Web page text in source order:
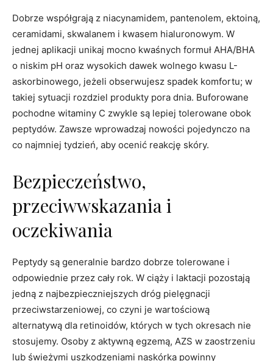
Dobrze współgrają z niacynamidem, pantenolem, ektoiną,
ceramidami, skwalanem i kwasem hialuronowym. W
jednej aplikacji unikaj mocno kwaśnych formuł AHA/BHA
o niskim pH oraz wysokich dawek wolnego kwasu L-
askorbinowego, jeżeli obserwujesz spadek komfortu; w
takiej sytuacji rozdziel produkty pora dnia. Buforowane
pochodne witaminy C zwykle są lepiej tolerowane obok
peptydów. Zawsze wprowadzaj nowości pojedynczo na
co najmniej tydzień, aby ocenić reakcję skóry.
Bezpieczeństwo,
przeciwwskazania i
oczekiwania
Peptydy są generalnie bardzo dobrze tolerowane i
odpowiednie przez cały rok. W ciąży i laktacji pozostają
jedną z najbezpieczniejszych dróg pielęgnacji
przeciwstarzeniowej, co czyni je wartościową
alternatywą dla retinoidów, których w tych okresach nie
stosujemy. Osoby z aktywną egzemą, AZS w zaostrzeniu
lub świeżymi uszkodzeniami naskórka powinny